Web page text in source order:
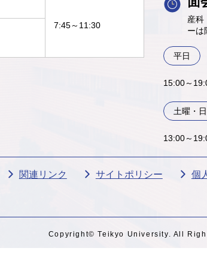
7:45～11:30
産科
ーは
平日
15:00～
土曜・
13:00～
関連リンク サイトポリシー
個
Copyright© Teikyo University. All